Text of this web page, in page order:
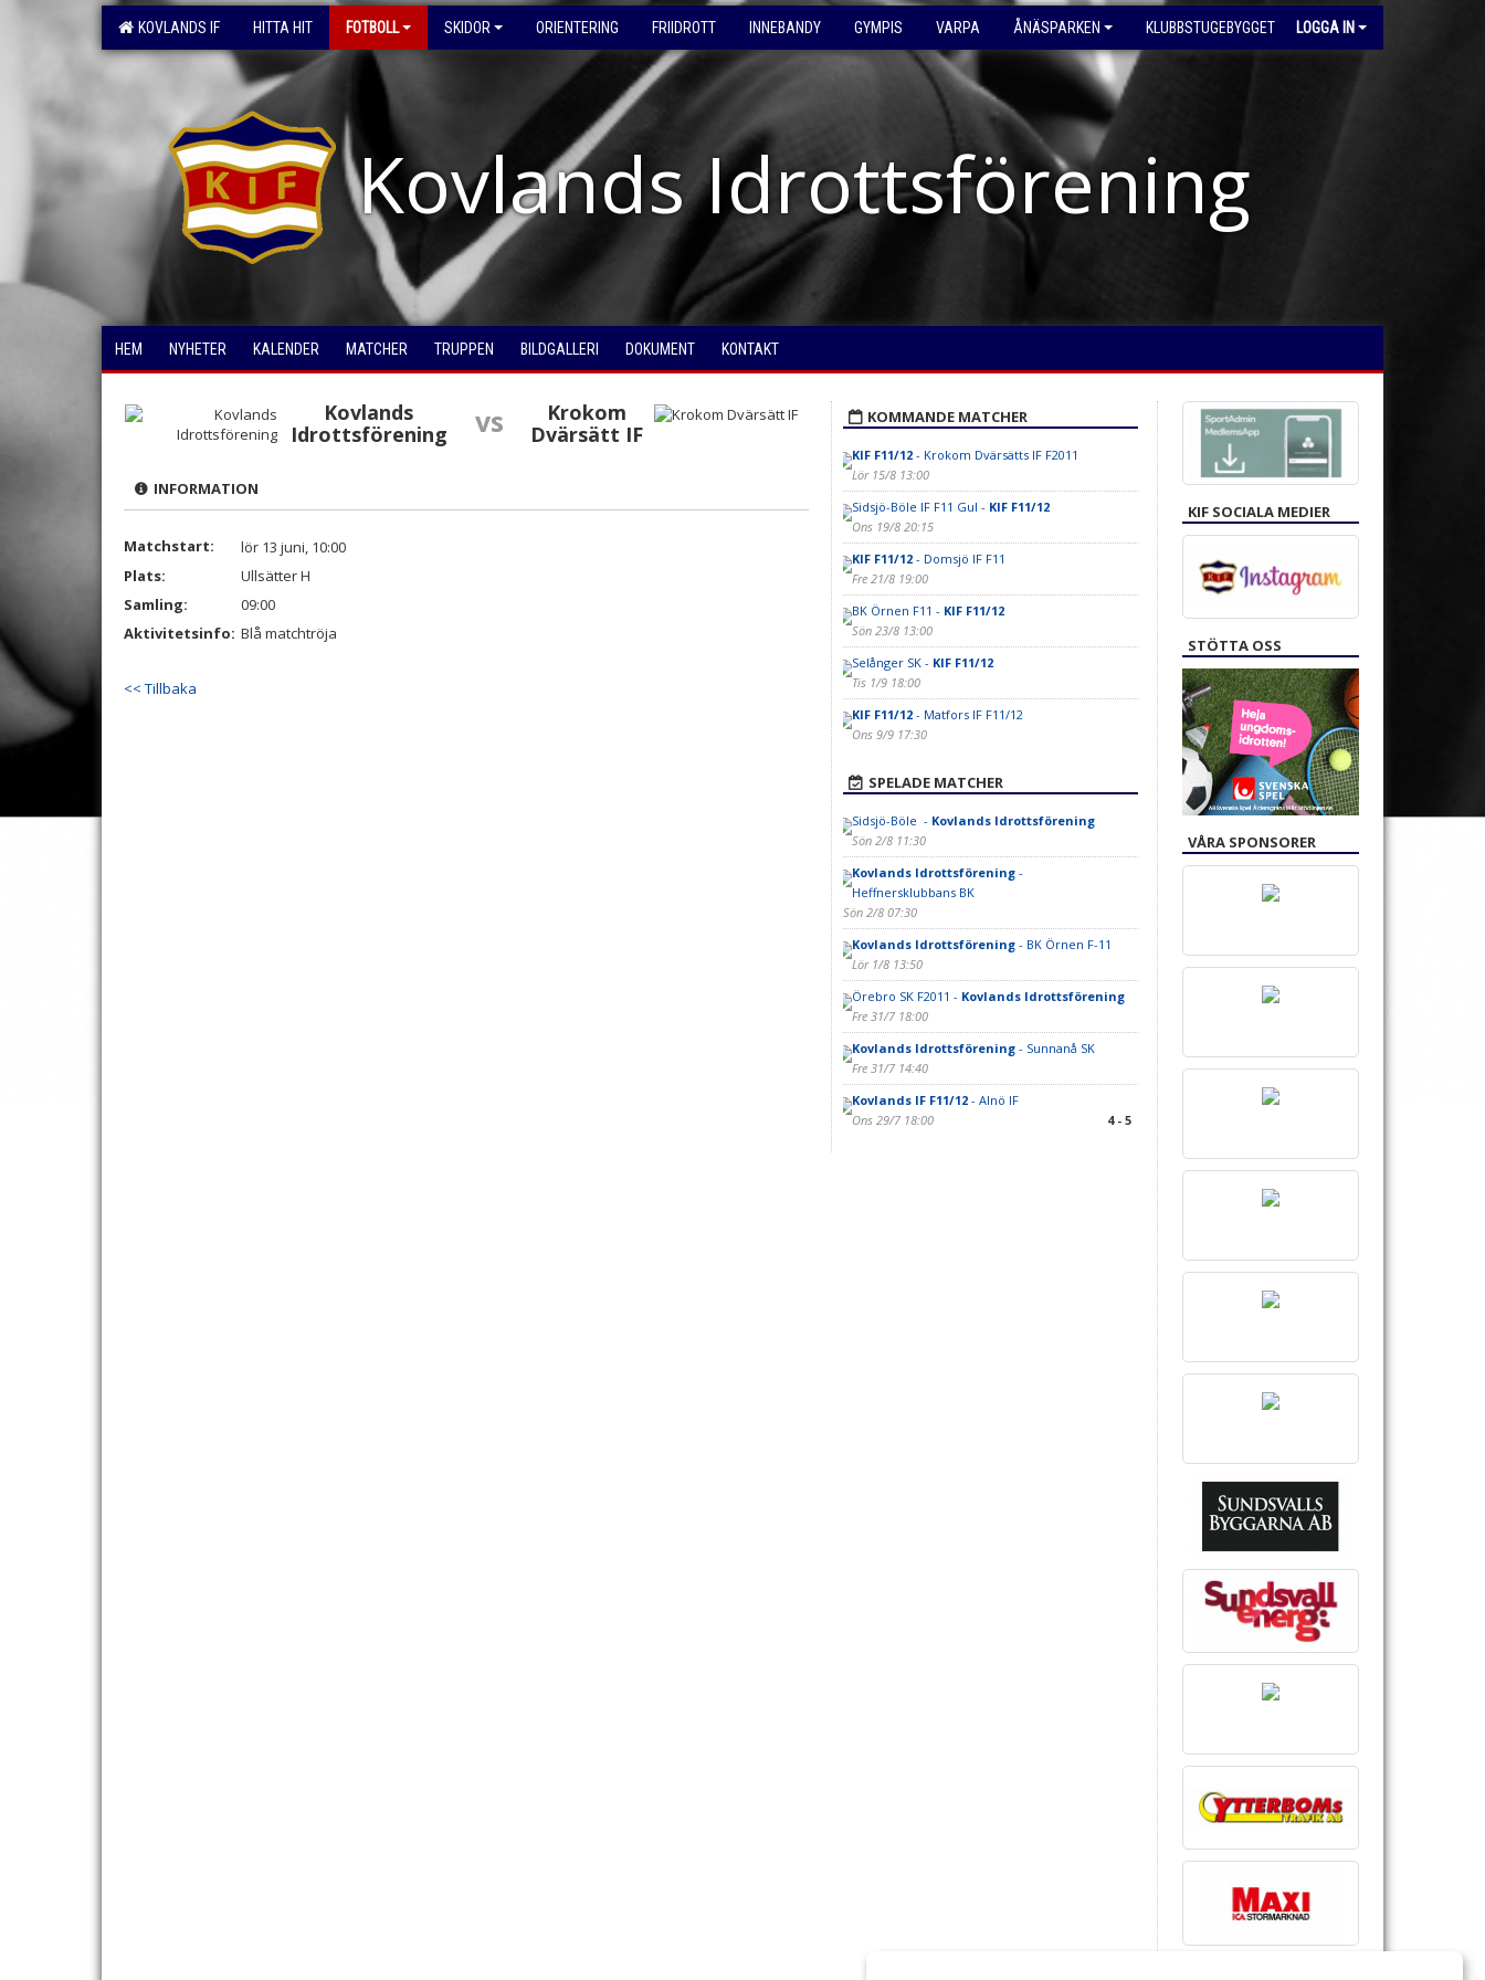
KOVLANDS IF HITTA HIT FOTBOLL SKIDOR ORIENTERING FRIIDROTT INNEBANDY GYMPIS VARPA ÅNÄSPARKEN KLUBBSTUGEBYGGET LOGGA IN
Kovlands Idrottsförening
HEM NYHETER KALENDER MATCHER TRUPPEN BILDGALLERI DOKUMENT KONTAKT
Kovlands
Idrottsförening
vs
Krokom
Dvärsätt IF
INFORMATION
Matchstart:
lör 13 juni, 10:00
Plats:
Ullsätter H
Samling:
09:00
Aktivitetsinfo: Blå matchtröja
<< Tillbaka
KOMMANDE MATCHER
KIF F11/12- Krokom Dvärsätts IF F2011
Lör 15/8 13:00
Sidsjö-Böle IF F11 Gul - KIF F11/12
Ons 19/8 20:15
KIF F11/12- Domsjö IF F11
Fre 21/8 19:00
BK Örnen F11 - KIF F11/12
Sön 23/8 13:00
Selånger SK - KIF F11/12
Tis 1/9 18:00
KIF F11/12- Matfors IF F11/12
Ons 9/9 17:30
SPELADE MATCHER
Sidsjö-Böle - Kovlands Idrottsförening
Sön 2/8 11:30
Kovlands Idrottsförening-
Heffnersklubbans BK
Sön 2/8 07:30
Kovlands Idrottsförening- BK Örnen F-11
Lör 1/8 13:50
Örebro SK F2011 - Kovlands Idrottsförening
Fre 31/7 18:00
Kovlands Idrottsförening- Sunnanå SK
Fre 31/7 14:40
Kovlands IF F11/12- Alnö IF
Ons 29/7 18:00
4 - 5
KIF SOCIALA MEDIER
STÖTTA OSS
VÅRA SPONSORER